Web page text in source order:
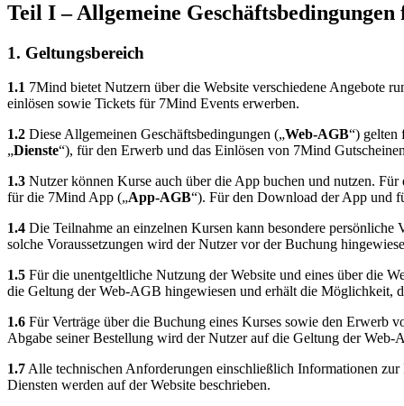
Teil I – Allgemeine
1. Geltungsbereich
1.1 7Mind bietet Nutzern über die Website verschiedene Angebote
einlösen sowie Tickets für 7Mind Events erwerben.
1.2 Diese Allgemeinen Geschäftsbedingungen („Web-AGB“) gelten
„Dienste“), für den Erwerb und das Einlösen von 7Mind
1.3 Nutzer können Kurse auch über die App buchen und nutzen.
für die 7Mind App („App-AGB“). Für den Download der App und
1.4 Die Teilnahme an einzelnen Kursen kann besondere
solche Voraussetzungen wird der Nutzer vor der Buchung
1.5 Für die unentgeltliche Nutzung der Website und eines über die
die Geltung der Web-AGB hingewiesen und erhält die Möglichkeit,
1.6 Für Verträge über die Buchung eines Kurses sowie den Erwerb
Abgabe seiner Bestellung wird der Nutzer auf die Geltung der
1.7Alle technischen Anforderungen einschließlich Informationen
Diensten werden auf der Website beschrieben.